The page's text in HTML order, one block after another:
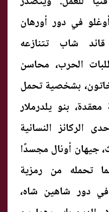
في دور أورهان
شاب تتنازعه
الحرب، محاسن
بشخصية تحمل
بنو يلدرملار
الركائز النسائية
جيهان أونال مجسدًا
تحمله من رمزية
في دور شاهين شاه،